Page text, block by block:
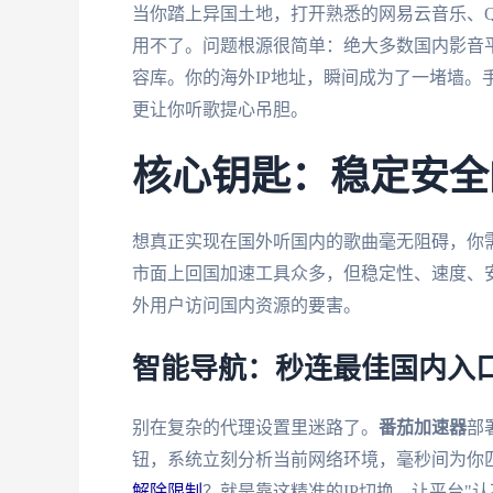
当你踏上异国土地，打开熟悉的网易云音乐
用不了。问题根源很简单：绝大多数国内影
容库。你的海外IP地址，瞬间成为了一堵墙
更让你听歌提心吊胆。
核心钥匙：稳定安
想真正实现在国外听国内的歌曲毫无阻碍，
市面上回国加速工具众多，但稳定性、速度、
外用户访问国内资源的要害。
智能导航：秒连最佳国内入
别在复杂的代理设置里迷路了。 番茄加速器部
钮，系统立刻分析当前网络环境，毫秒间为